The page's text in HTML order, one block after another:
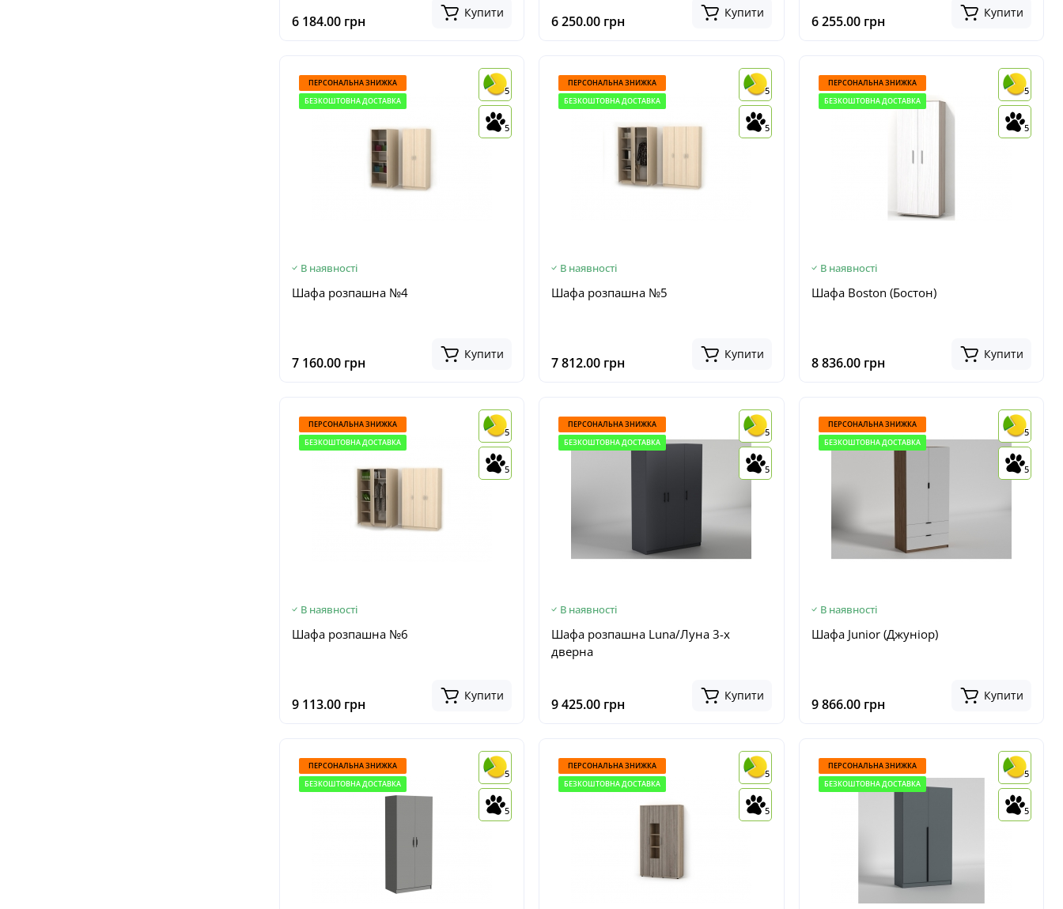
6 184.00 грн
Купити
6 250.00 грн
Купити
6 255.00 грн
Купити
ПЕРСОНАЛЬНА ЗНИЖКА
БЕЗКОШТОВНА ДОСТАВКА
5
5
В наявності
Шафа розпашна №4
7 160.00 грн
Купити
ПЕРСОНАЛЬНА ЗНИЖКА
БЕЗКОШТОВНА ДОСТАВКА
5
5
В наявності
Шафа розпашна №5
7 812.00 грн
Купити
ПЕРСОНАЛЬНА ЗНИЖКА
БЕЗКОШТОВНА ДОСТАВКА
5
5
В наявності
Шафа Boston (Бостон)
8 836.00 грн
Купити
ПЕРСОНАЛЬНА ЗНИЖКА
БЕЗКОШТОВНА ДОСТАВКА
5
5
В наявності
Шафа розпашна №6
9 113.00 грн
Купити
ПЕРСОНАЛЬНА ЗНИЖКА
БЕЗКОШТОВНА ДОСТАВКА
5
5
В наявності
Шафа розпашна Luna/Луна 3-х
дверна
9 425.00 грн
Купити
ПЕРСОНАЛЬНА ЗНИЖКА
БЕЗКОШТОВНА ДОСТАВКА
5
5
В наявності
Шафа Junior (Джуніор)
9 866.00 грн
Купити
ПЕРСОНАЛЬНА ЗНИЖКА
БЕЗКОШТОВНА ДОСТАВКА
5
5
ПЕРСОНАЛЬНА ЗНИЖКА
БЕЗКОШТОВНА ДОСТАВКА
5
5
ПЕРСОНАЛЬНА ЗНИЖКА
БЕЗКОШТОВНА ДОСТАВКА
5
5